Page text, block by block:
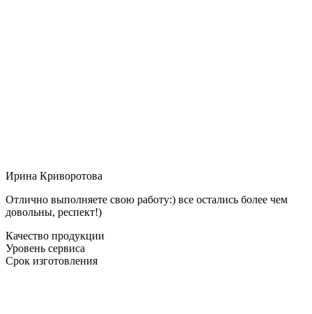
Ирина Криворотова
Отлично выполняете свою работу:) все остались более чем
довольны, респект!)
Качество продукции
Уровень сервиса
Срок изготовления